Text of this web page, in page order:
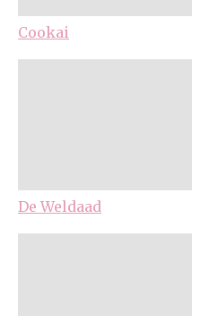
Cookai
De Weldaad